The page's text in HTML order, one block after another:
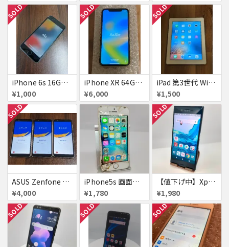
SOLD
iPhone 6s 16GB アクティベーションロック
¥1,000
SOLD
iPhone XR 64GB au 美品アクティベーションロック
¥6,000
SOLD
iPad 第3世代 WiFiモデル 16GB A1416
¥1,500
SOLD
ASUS Zenfone Live (L1) ロック品×3台
¥4,000
iPhone5s 画面割れ
¥1,780
SOLD
【値下げ中】XperiaXZ
¥1,980
SOLD SOLD SOLD